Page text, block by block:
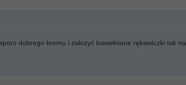
dobrego kremu i założyć bawełniane rękawiczki tak na